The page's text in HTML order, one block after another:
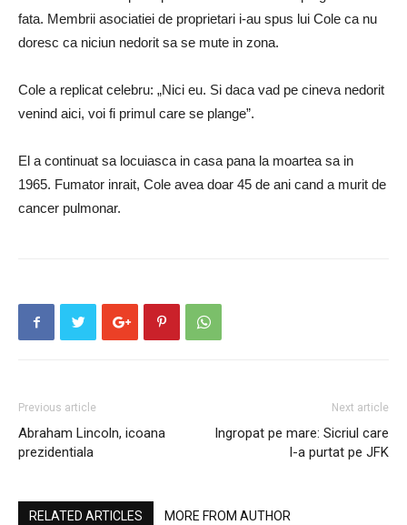
fata. Membrii asociatiei de proprietari i-au spus lui Cole ca nu
doresc ca niciun nedorit sa se mute in zona.
Cole a replicat celebru: „Nici eu. Si daca vad pe cineva nedorit
venind aici, voi fi primul care se plange”.
El a continuat sa locuiasca in casa pana la moartea sa in
1965. Fumator inrait, Cole avea doar 45 de ani cand a murit de
cancer pulmonar.
Previous article
Abraham Lincoln, icoana
prezidentiala
Next article
Ingropat pe mare: Sicriul care
l-a purtat pe JFK
RELATED ARTICLES MORE FROM AUTHOR